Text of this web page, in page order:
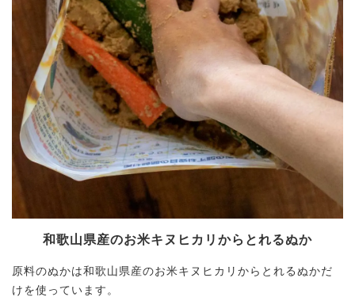
和歌山県産のお米キヌヒカリからとれるぬか
原料のぬかは和歌山県産のお米キヌヒカリからとれるぬかだ
けを使っています。